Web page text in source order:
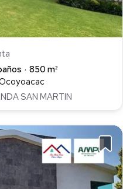
850 m²
SAN MARTIN